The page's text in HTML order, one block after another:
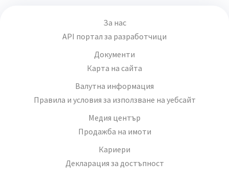
За нас
API портал за разработчици
Документи
Карта на сайта
Валутна информация
Правила и условия за използване на уебсайт
Медия център
Продажба на имоти
Кариери
Декларация за достъпност